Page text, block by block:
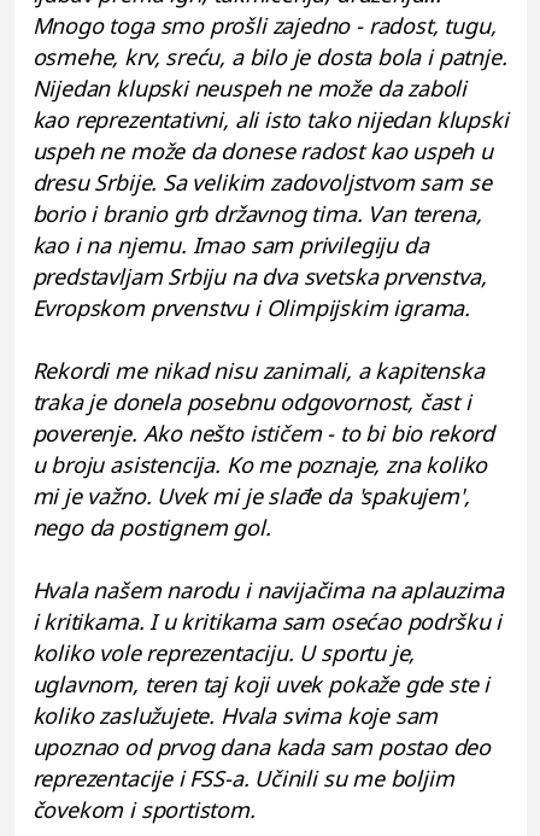
Mnogo toga smo prošli zajedno - radost, tugu,
osmehe, krv, sreću, a bilo je dosta bola i patnje.
Nijedan klupski neuspeh ne može da zaboli
kao reprezentativni, ali isto tako nijedan klupski
uspeh ne može da donese radost kao uspeh u
dresu Srbije. Sa velikim zadovoljstvom sam se
borio i branio grb državnog tima. Van terena,
kao i na njemu. Imao sam privilegiju da
predstavljam Srbiju na dva svetska prvenstva,
Evropskom prvenstvu i Olimpijskim igrama.
Rekordi me nikad nisu zanimali, a kapitenska
traka je donela posebnu odgovornost, čast i
poverenje. Ako nešto ističem - to bi bio rekord
u broju asistencija. Ko me poznaje, zna koliko
mi je važno. Uvek mi je slađe da 'spakujem',
nego da postignem gol.
Hvala našem narodu i navijačima na aplauzima
i kritikama. I u kritikama sam osećao podršku i
koliko vole reprezentaciju. U sportu je,
uglavnom, teren taj koji uvek pokaže gde ste i
koliko zaslužujete. Hvala svima koje sam
upoznao od prvog dana kada sam postao deo
reprezentacije i FSS-a. Učinili su me boljim
čovekom i sportistom.